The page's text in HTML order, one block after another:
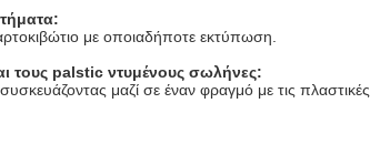
με οποιαδήποτε εκτύπωση.
τους palstic ντυμένους σωλήνες:
μαζί σε έναν φραγμό με τις